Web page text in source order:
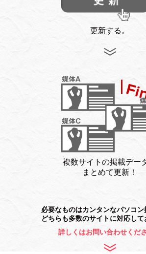
更新する。
複数サイトの掲載デー
まとめて更新！
必要なものはカンタンなパソコン
どちらも多数のサイトに対応して
詳しくはお問い合わせくださ